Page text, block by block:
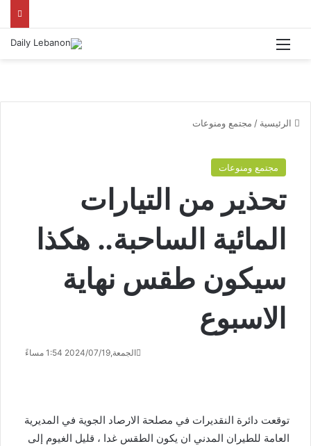
القائمة
الرئيسية / مجتمع ومنوعات
مجتمع ومنوعات
تحذير من التيارات
المائية الساحبة.. هكذا
سيكون طقس نهاية
الاسبوع
الجمعة,2024/07/19 1:54 مساءً
توقعت دائرة النقديرات في مصلحة الارصاد الجوية في المديرية
العامة للطيران المدني ان يكون الطقس غدا ، قليل الغيوم إلى